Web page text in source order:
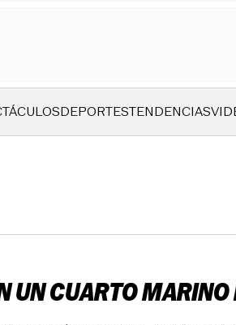
DEPORTESTENDENCIAS
UN CUARTO